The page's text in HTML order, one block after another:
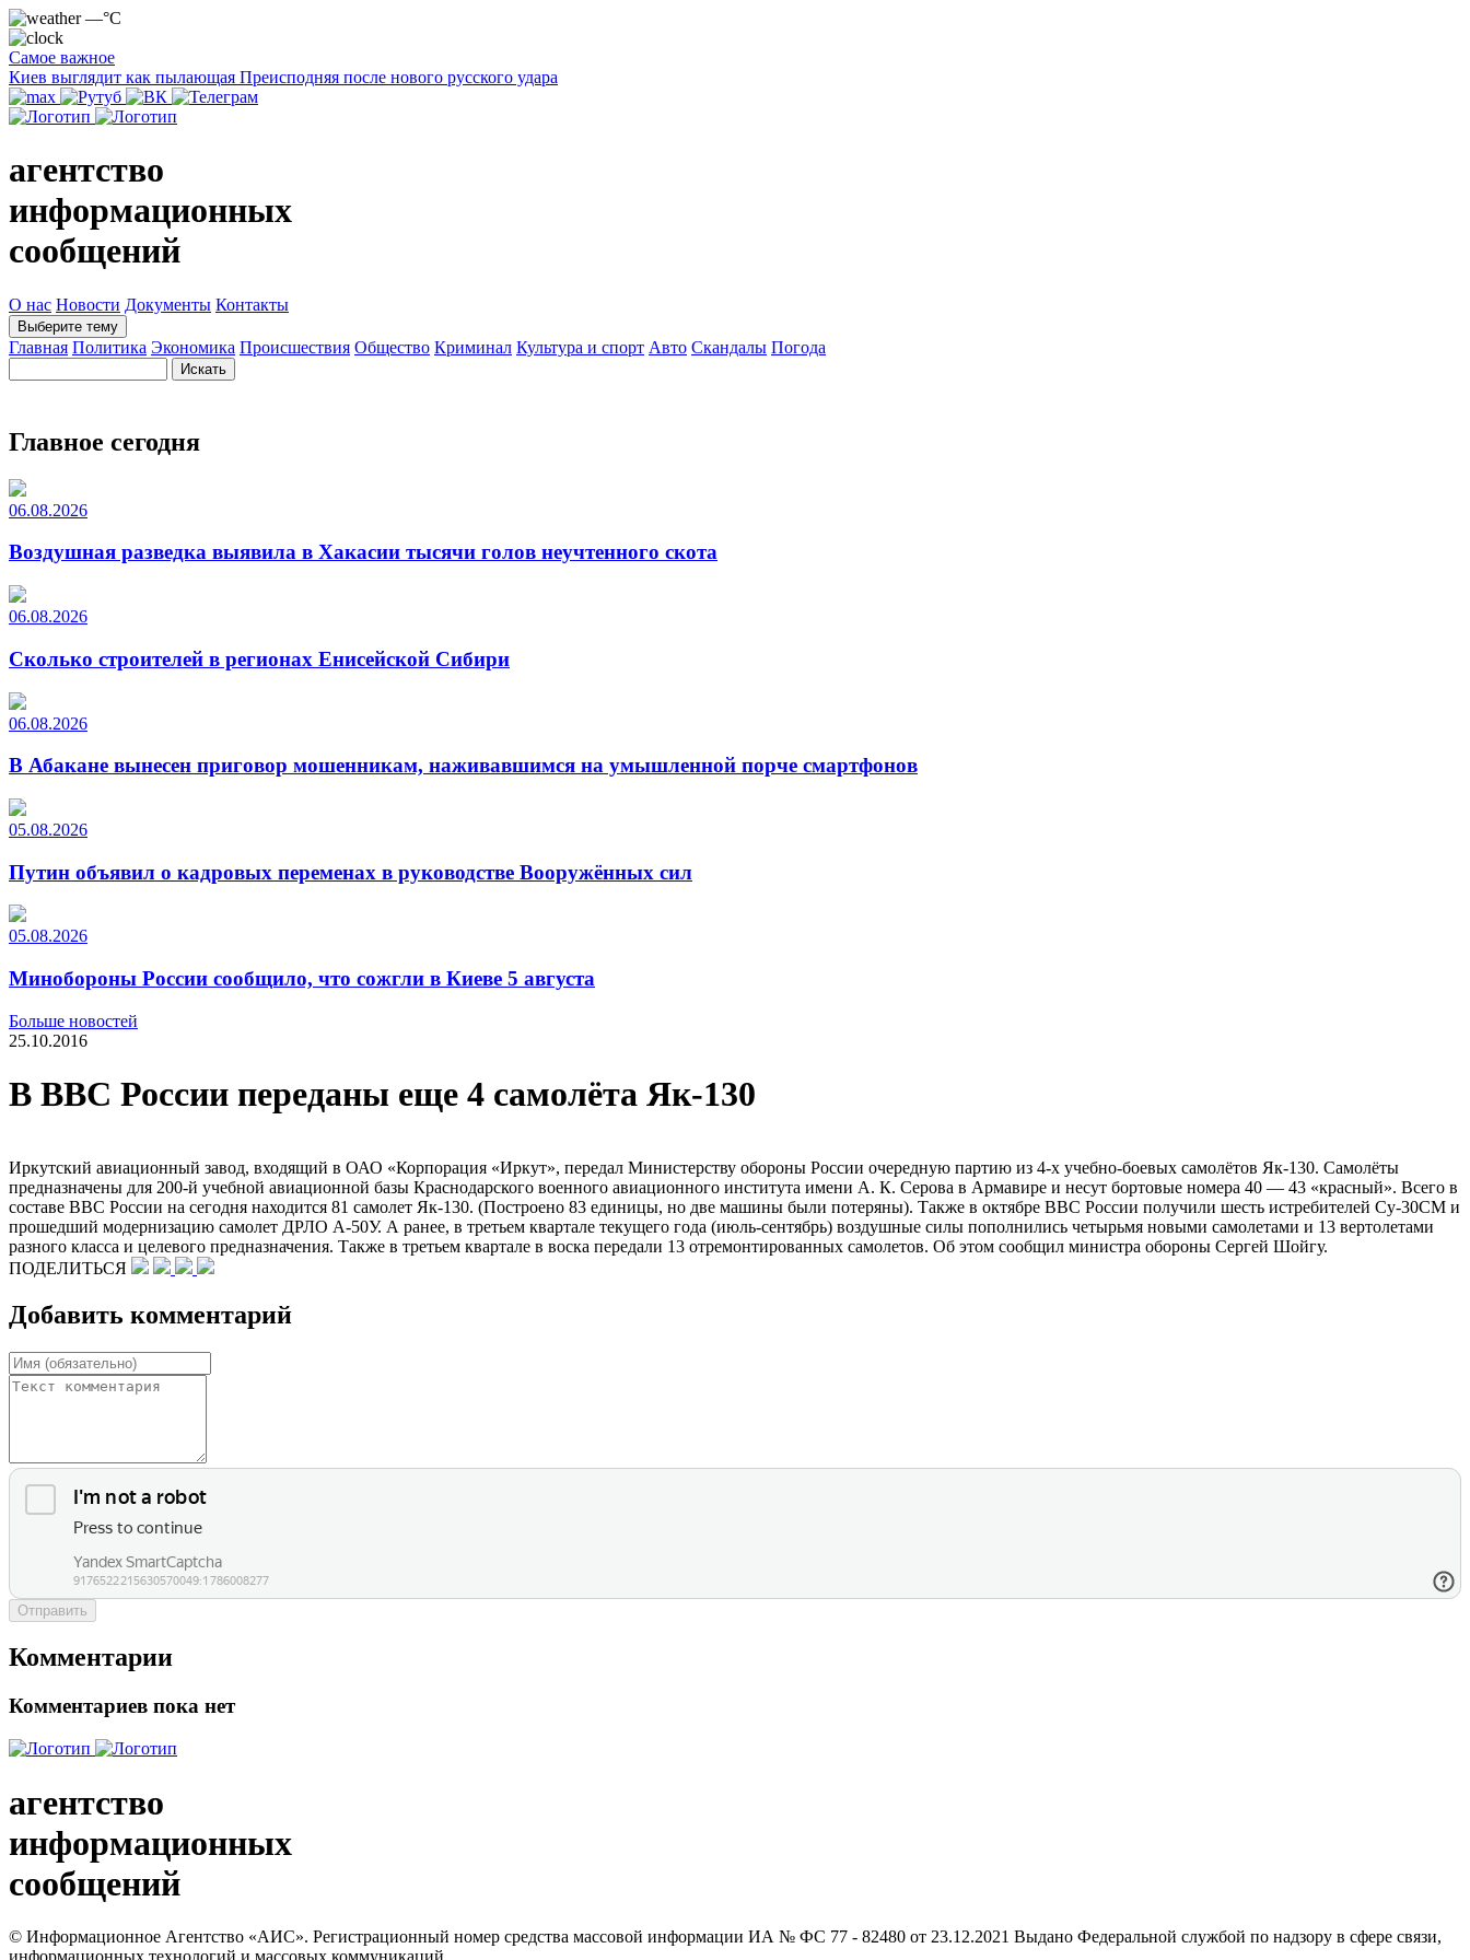
—°C
Самое важное
Киев выглядит как пылающая Преисподняя после нового русского удара
агентство
информационных
сообщений
О нас Новости Документы Контакты
Выберите тему
Главная Политика Экономика Происшествия Общество Криминал Культура и спорт Авто Скандалы Погода
Главное сегодня
06.08.2026
Воздушная разведка выявила в Хакасии тысячи голов неучтенного скота
06.08.2026
Сколько строителей в регионах Енисейской Сибири
06.08.2026
В Абакане вынесен приговор мошенникам, наживавшимся на умышленной порче смартфонов
05.08.2026
Путин объявил о кадровых переменах в руководстве Вооружённых сил
05.08.2026
Минобороны России сообщило, что сожгли в Киеве 5 августа
Больше новостей
25.10.2016
В ВВС России переданы еще 4 самолёта Як-130
Иркутский авиационный завод, входящий в ОАО «Корпорация «Иркут», передал Министерству обороны России очередную партию из 4-х учебно-боевых самолётов Як-130. Самолёты
предназначены для 200-й учебной авиационной базы Краснодарского военного авиационного института имени А. К. Серова в Армавире и несут бортовые номера 40 — 43 «красный». Всего в
составе ВВС России на сегодня находится 81 самолет Як-130. (Построено 83 единицы, но две машины были потеряны). Также в октябре ВВС России получили шесть истребителей Су-30СМ и
прошедший модернизацию самолет ДРЛО А-50У. А ранее, в третьем квартале текущего года (июль-сентябрь) воздушные силы пополнились четырьмя новыми самолетами и 13 вертолетами
разного класса и целевого предназначения. Также в третьем квартале в воска передали 13 отремонтированных самолетов. Об этом сообщил министра обороны Сергей Шойгу.
ПОДЕЛИТЬСЯ
Добавить комментарий
Отправить
Комментарии
Комментариев пока нет
агентство
информационных
сообщений
© Информационное Агентство «АИС». Регистрационный номер средства массовой информации ИА № ФС 77 - 82480 от 23.12.2021 Выдано Федеральной службой по надзору в сфере связи,
информационных технологий и массовых коммуникаций.